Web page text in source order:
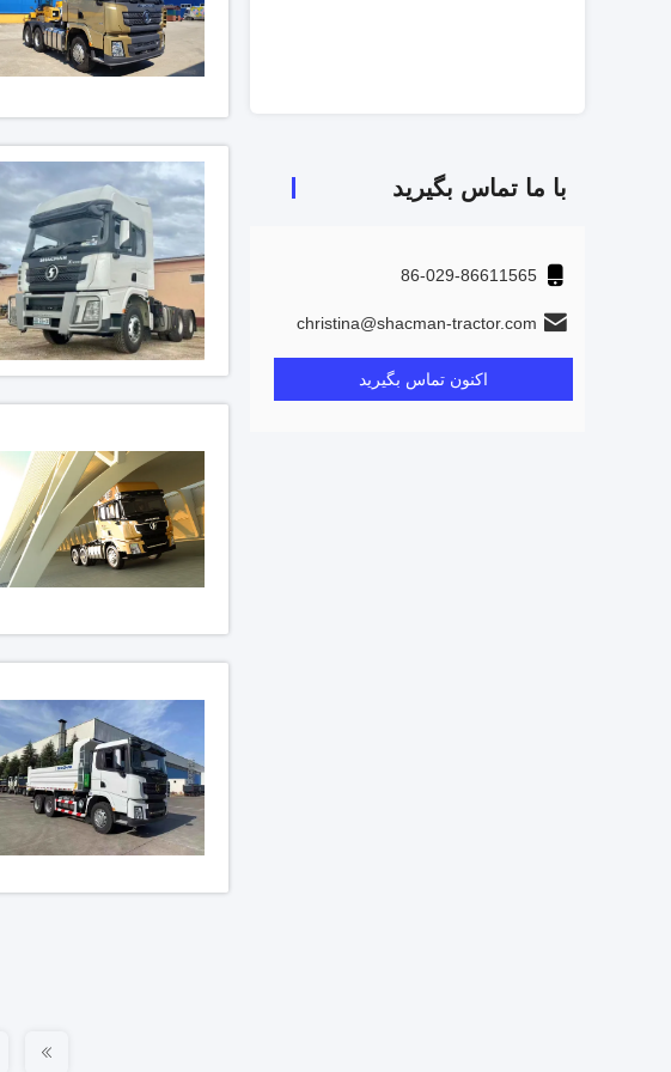
با ما تماس بگیرید
86-029-86611565
christina@shacman-tractor.com
اکنون تماس بگیرید